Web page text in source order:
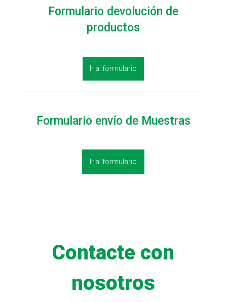
Formulario devolución de
productos
Ir al formulario
Formulario envío de Muestras
Ir al formulario
Contacte con
nosotros